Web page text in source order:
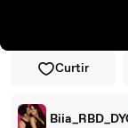
Curtir